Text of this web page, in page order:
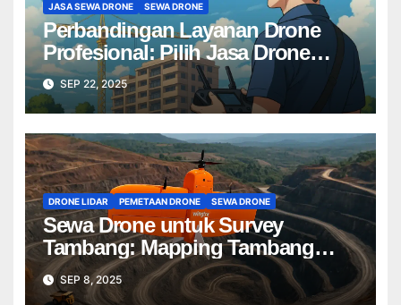
JASA SEWA DRONE SEWA DRONE
Perbandingan Layanan Drone
Profesional: Pilih Jasa Drone
Terbaik untuk Proyek Anda
SEP 22, 2025
DRONE LIDAR PEMETAAN DRONE SEWA DRONE
Sewa Drone untuk Survey
Tambang: Mapping Tambang
Profesional Lebih Cepat & Akurat
SEP 8, 2025